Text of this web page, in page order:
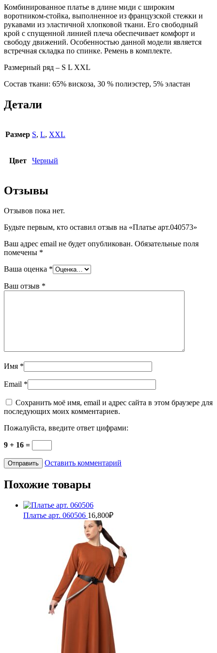
Комбинированное платье в длине миди с широким
воротником-стойка, выполненное из французской стежки и
рукавами из эластичной хлопковой ткани. Его свободный
крой с спущенной линией плеча обеспечивает комфорт и
свободу движений. Особенностью данной модели является
встречная складка по спинке. Ремень в комплекте.
Размерный ряд – S L XXL
Состав ткани: 65% вискоза, 30 % полиэстер, 5% эластан
Детали
Размер S, L, XXL
Цвет Черный
Отзывы
Отзывов пока нет.
Будьте первым, кто оставил отзыв на «Платье арт.040573»
Ваш адрес email не будет опубликован. Обязательные поля
помечены *
Ваша оценка *
Ваш отзыв *
Имя *
Email *
Сохранить моё имя, email и адрес сайта в этом браузере для
последующих моих комментариев.
Пожалуйста, введите ответ цифрами:
9 + 16 =
Оставить комментарий
Похожие товары
Платье арт. 060506 16,800₽
странице